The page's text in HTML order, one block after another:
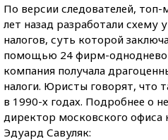
По версии следователей,
лет назад разработали схему
налогов, суть которой
помощью 24 фирм-
компания получала
налоги. Юристы говорят, что
в 1990-х годах. Подробнее о
директор московского офиса
Эдуард Савуляк: